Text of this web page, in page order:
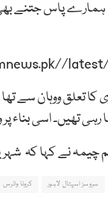
ہمارے پاس جتنے
تعلق ووہان سے
تھیں۔ اسی بناء
چیمہ نے کہا کہ
سروسز اسپتال لاہور کرونا وائرس